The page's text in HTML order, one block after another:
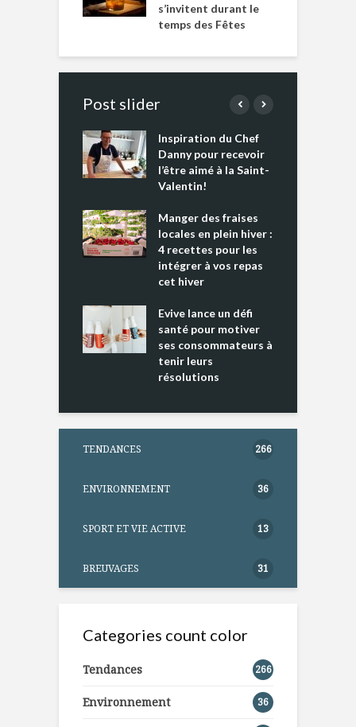
s’invitent durant le
temps des Fêtes
Post slider
Inspiration du Chef
Danny pour recevoir
l’être aimé à la Saint-
Valentin!
Manger des fraises
locales en plein hiver :
4 recettes pour les
intégrer à vos repas
cet hiver
Evive lance un défi
santé pour motiver
ses consommateurs à
tenir leurs
résolutions
TENDANCES 266
ENVIRONNEMENT 36
SPORT ET VIE ACTIVE 13
BREUVAGES 31
Categories count color
Tendances 266
Environnement 36